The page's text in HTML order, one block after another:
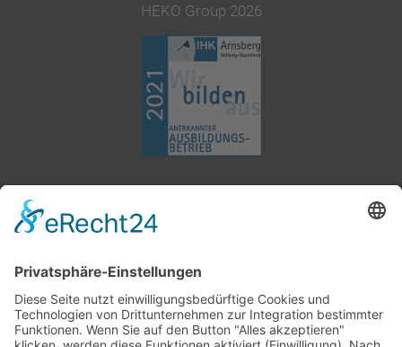
HEKO Group 2026
Datenschutz
AGB
Cookie-Einstellungen